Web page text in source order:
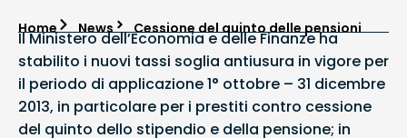
Home News Cessione del quinto delle pensioni
Il Ministero dell’Economia e delle Finanze ha
stabilito i nuovi tassi soglia antiusura in vigore per
il periodo di applicazione 1° ottobre – 31 dicembre
2013, in particolare per i prestiti contro cessione
del quinto dello stipendio e della pensione; in